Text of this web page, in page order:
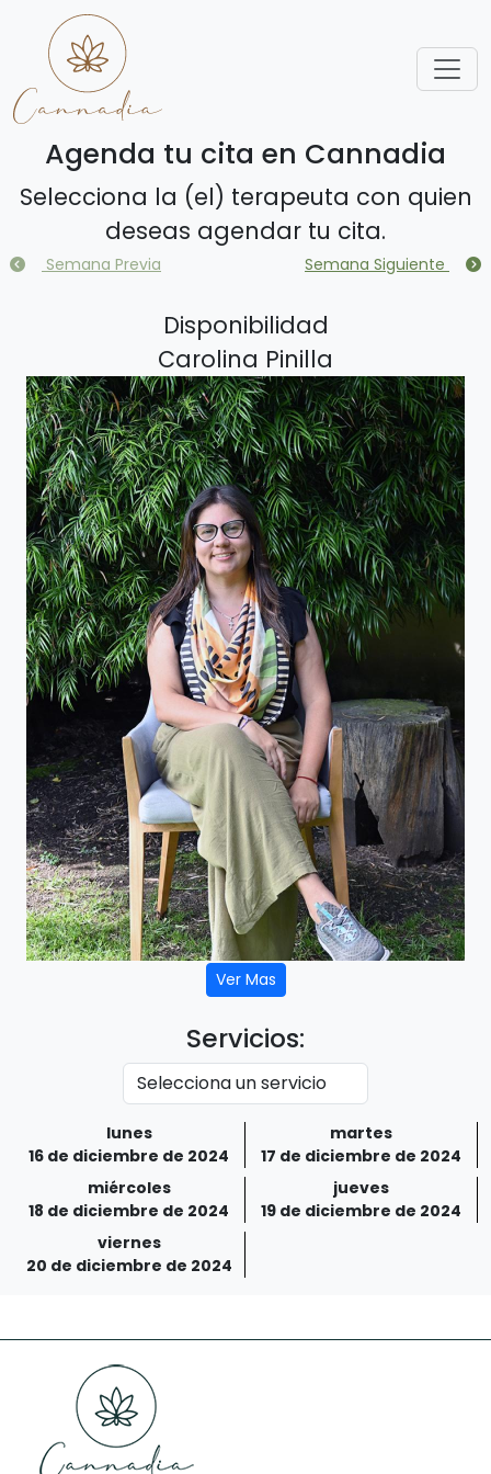
Agenda tu cita en Cannadia
Selecciona la (el) terapeuta con quien
deseas agendar tu cita.
Semana Previa Semana Siguiente
Disponibilidad
Carolina Pinilla
Ver Mas
Servicios:
lunes
16 de diciembre de 2024
martes
17 de diciembre de 2024
miércoles
18 de diciembre de 2024
jueves
19 de diciembre de 2024
viernes
20 de diciembre de 2024